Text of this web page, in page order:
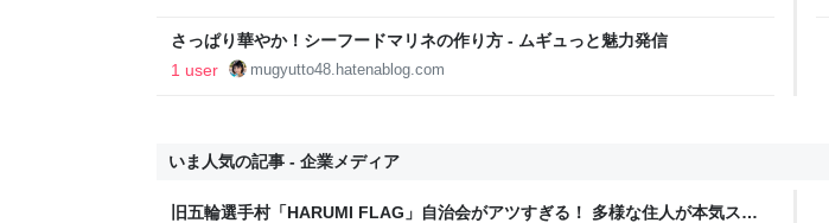
さっぱり華やか！シーフードマリネの作り方 - ムギュっと魅力発信
1 user
mugyutto48.hatenablog.com
いま人気の記事 - 企業メディア
旧五輪選手村「HARUMI FLAG」自治会がアツすぎる！ 多様な住人が本気スキ